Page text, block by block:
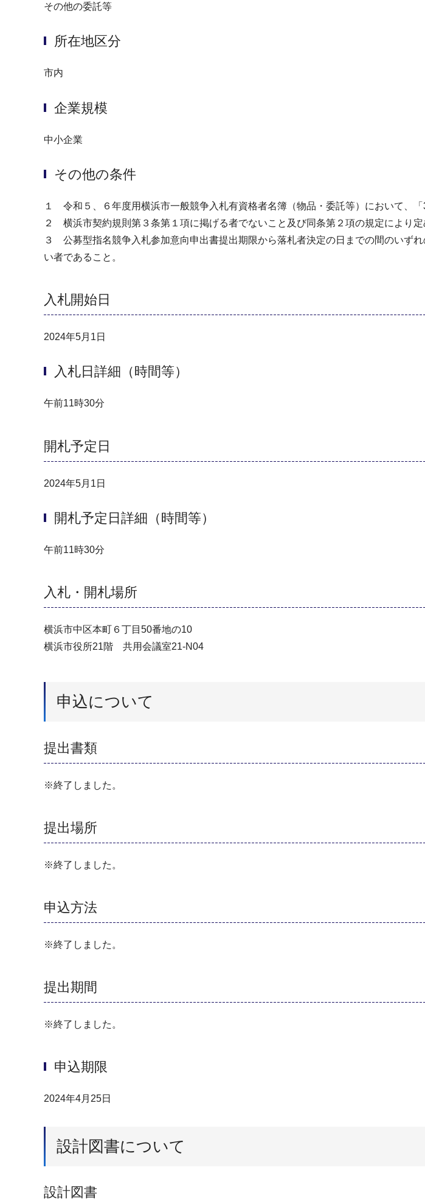
その他の委託等
所在地区分
市内
企業規模
中小企業
その他の条件
１ 令和５、６年度用横浜市一般競争入札有資格者名簿（物品・委託等）において、
２ 横浜市契約規則第３条第１項に掲げる者でないこと及び同条第２項の規定により定
３ 公募型指名競争入札参加意向申出書提出期限から落札者決定の日までの間のいず
い者であること。
入札開始日
2024年5月1日
入札日詳細（時間等）
午前11時30分
開札予定日
2024年5月1日
開札予定日詳細（時間等）
午前11時30分
入札・開札場所
横浜市中区本町６丁目50番地の10
横浜市役所21階 共用会議室21-N04
申込について
提出書類
※終了しました。
提出場所
※終了しました。
申込方法
※終了しました。
提出期間
※終了しました。
申込期限
2024年4月25日
設計図書について
設計図書